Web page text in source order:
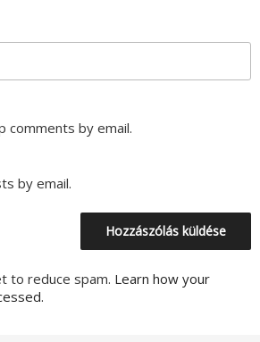
comments by email.
by email.
to reduce spam. Learn how your